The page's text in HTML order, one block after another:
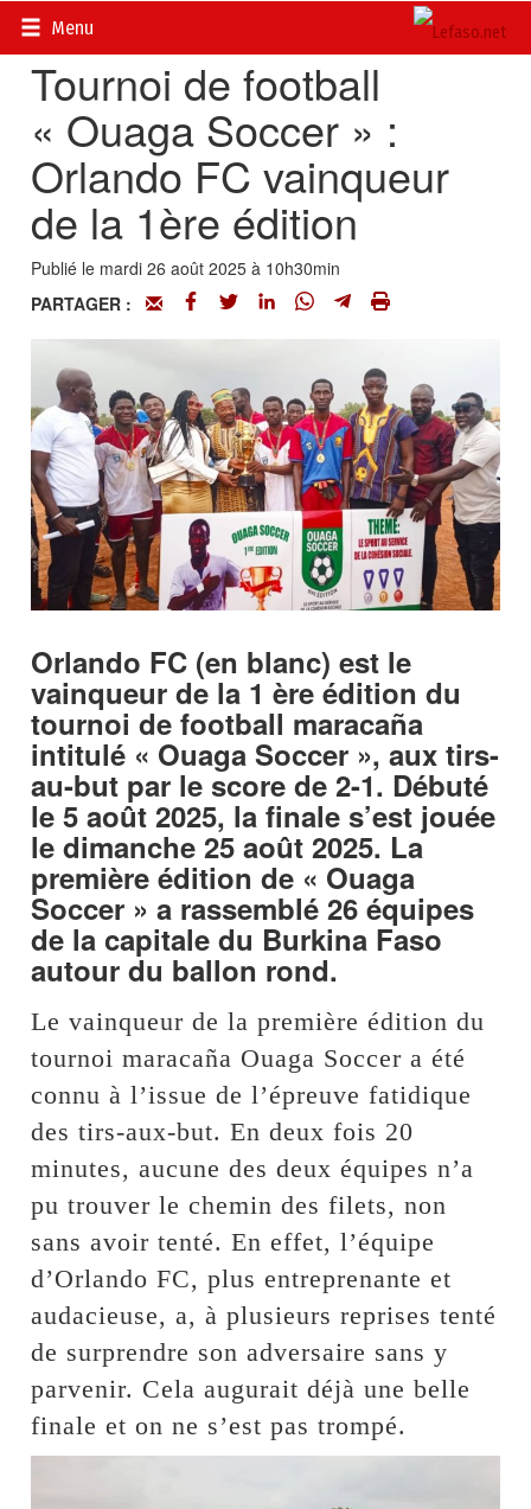
Menu
Accueil>
Tournoi de football
« Ouaga Soccer » :
Orlando FC vainqueur
de la 1ère édition
Publié le mardi 26 août 2025 à 10h30min
PARTAGER :
Orlando FC (en blanc) est le
vainqueur de la 1 ère édition du
tournoi de football maracaña
intitulé « Ouaga Soccer », aux tirs-
au-but par le score de 2-1. Débuté
le 5 août 2025, la finale s’est jouée
le dimanche 25 août 2025. La
première édition de « Ouaga
Soccer » a rassemblé 26 équipes
de la capitale du Burkina Faso
autour du ballon rond.
Le vainqueur de la première édition du
tournoi maracaña Ouaga Soccer a été
connu à l’issue de l’épreuve fatidique
des tirs-aux-but. En deux fois 20
minutes, aucune des deux équipes n’a
pu trouver le chemin des filets, non
sans avoir tenté. En effet, l’équipe
d’Orlando FC, plus entreprenante et
audacieuse, a, à plusieurs reprises tenté
de surprendre son adversaire sans y
parvenir. Cela augurait déjà une belle
finale et on ne s’est pas trompé.